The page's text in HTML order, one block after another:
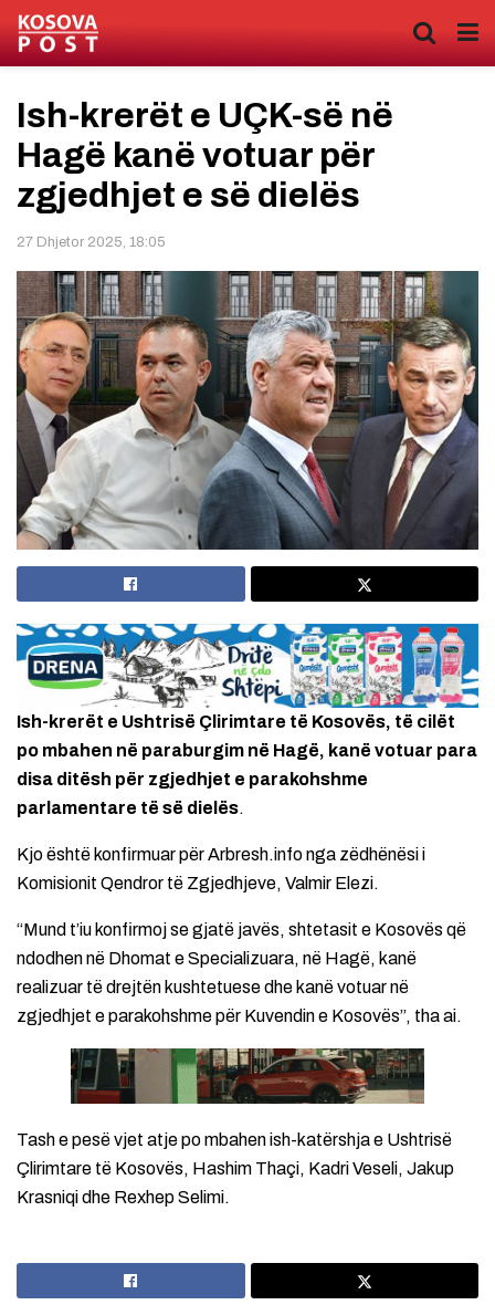
Ish-krerët e UÇK-së në
Hagë kanë votuar për
zgjedhjet e së dielës
27 Dhjetor 2025, 18:05
Ish-krerët e Ushtrisë Çlirimtare të Kosovës, të cilët
po mbahen në paraburgim në Hagë, kanë votuar para
disa ditësh për zgjedhjet e parakohshme
parlamentare të së dielës.
Kjo është konfirmuar për Arbresh.info nga zëdhënësi i
Komisionit Qendror të Zgjedhjeve, Valmir Elezi.
“Mund t’iu konfirmoj se gjatë javës, shtetasit e Kosovës që
ndodhen në Dhomat e Specializuara, në Hagë, kanë
realizuar të drejtën kushtetuese dhe kanë votuar në
zgjedhjet e parakohshme për Kuvendin e Kosovës”, tha ai.
Tash e pesë vjet atje po mbahen ish-katërshja e Ushtrisë
Çlirimtare të Kosovës, Hashim Thaçi, Kadri Veseli, Jakup
Krasniqi dhe Rexhep Selimi.